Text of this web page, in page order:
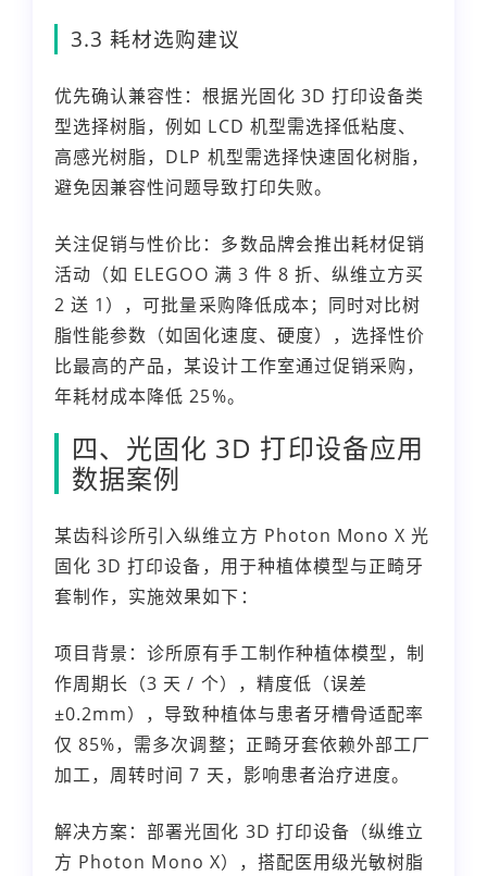
3.3 耗材选购建议
优先确认兼容性：根据光固化 3D 打印设备类
型选择树脂，例如 LCD 机型需选择低粘度、
高感光树脂，DLP 机型需选择快速固化树脂，
避免因兼容性问题导致打印失败。
关注促销与性价比：多数品牌会推出耗材促销
活动（如 ELEGOO 满 3 件 8 折、纵维立方买
2 送 1），可批量采购降低成本；同时对比树
脂性能参数（如固化速度、硬度），选择性价
比最高的产品，某设计工作室通过促销采购，
年耗材成本降低 25%。
四、光固化 3D 打印设备应用
数据案例
某齿科诊所引入纵维立方 Photon Mono X 光
固化 3D 打印设备，用于种植体模型与正畸牙
套制作，实施效果如下：
项目背景：诊所原有手工制作种植体模型，制
作周期长（3 天 / 个），精度低（误差
±0.2mm），导致种植体与患者牙槽骨适配率
仅 85%，需多次调整；正畸牙套依赖外部工厂
加工，周转时间 7 天，影响患者治疗进度。
解决方案：部署光固化 3D 打印设备（纵维立
方 Photon Mono X），搭配医用级光敏树脂